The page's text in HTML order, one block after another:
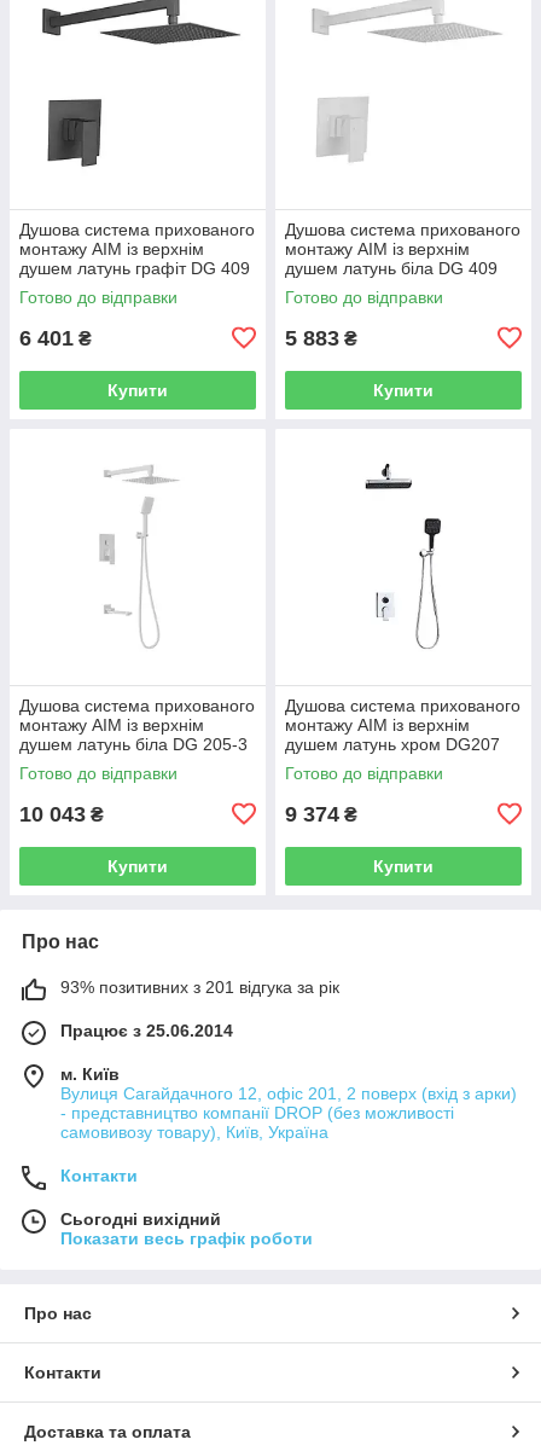
Душова система прихованого
монтажу AIM із верхнім
душем латунь графіт DG 409
gun grey
Готово до відправки
6 401 ₴
Купити
Душова система прихованого
монтажу AIM із верхнім
душем латунь біла DG 409
frosted white
Готово до відправки
5 883 ₴
Купити
Душова система прихованого
монтажу AIM із верхнім
душем латунь біла DG 205-3
frosted white
Готово до відправки
10 043 ₴
Купити
Душова система прихованого
монтажу AIM із верхнім
душем латунь хром DG207
chrome
Готово до відправки
9 374 ₴
Купити
Про нас
93% позитивних з 201 відгука за рік
Працює з 25.06.2014
м. Київ
Вулиця Сагайдачного 12, офіс 201, 2 поверх (вхід з арки)
- представництво компанії DROP (без можливості
самовивозу товару), Київ, Україна
Контакти
Сьогодні вихідний
Показати весь графік роботи
Про нас
Контакти
Доставка та оплата